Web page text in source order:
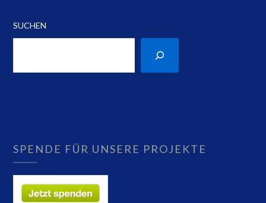
SUCHEN
SPENDE FÜR UNSERE PROJEKTE